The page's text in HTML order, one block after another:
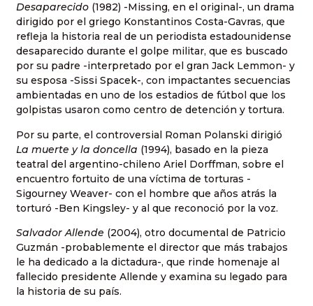
Desaparecido (1982) -Missing, en el original-, un drama
dirigido por el griego Konstantinos Costa-Gavras, que
refleja la historia real de un periodista estadounidense
desaparecido durante el golpe militar, que es buscado
por su padre -interpretado por el gran Jack Lemmon- y
su esposa -Sissi Spacek-, con impactantes secuencias
ambientadas en uno de los estadios de fútbol que los
golpistas usaron como centro de detención y tortura.
Por su parte, el controversial Roman Polanski dirigió
La muerte y la doncella (1994), basado en la pieza
teatral del argentino-chileno Ariel Dorffman, sobre el
encuentro fortuito de una víctima de torturas -
Sigourney Weaver- con el hombre que años atrás la
torturó -Ben Kingsley- y al que reconoció por la voz.
Salvador Allende (2004), otro documental de Patricio
Guzmán -probablemente el director que más trabajos
le ha dedicado a la dictadura-, que rinde homenaje al
fallecido presidente Allende y examina su legado para
la historia de su país.